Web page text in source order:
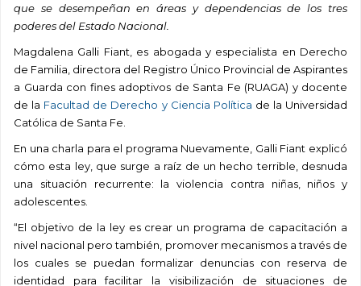
que se desempeñan en áreas y dependencias de los tres
poderes del Estado Nacional.
Magdalena Galli Fiant, es abogada y especialista en Derecho
de Familia, directora del Registro Único Provincial de Aspirantes
a Guarda con fines adoptivos de Santa Fe (RUAGA) y docente
de la Facultad de Derecho y Ciencia Política de la Universidad
Católica de Santa Fe.
En una charla para el programa Nuevamente, Galli Fiant explicó
cómo esta ley, que surge a raíz de un hecho terrible, desnuda
una situación recurrente: la violencia contra niñas, niños y
adolescentes.
“El objetivo de la ley es crear un programa de capacitación a
nivel nacional pero también, promover mecanismos a través de
los cuales se puedan formalizar denuncias con reserva de
identidad para facilitar la visibilización de situaciones de